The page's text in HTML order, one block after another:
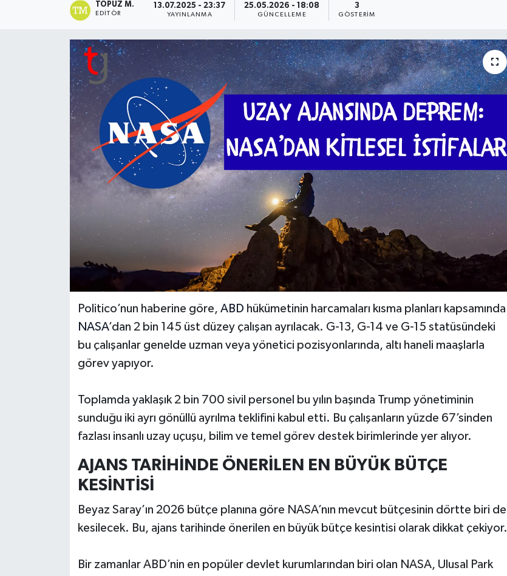
TOPUZ M.
EDITÖR
13.07.2025 - 23:37
YAYINLANMA
25.05.2026 - 18:08
GÜNCELLEME
3
GÖSTERIM
Politico’nun haberine göre, ABD hükümetinin harcamaları kısma planları kapsamında
NASA’dan 2 bin 145 üst düzey çalışan ayrılacak. G-13, G-14 ve G-15 statüsündeki
bu çalışanlar genelde uzman veya yönetici pozisyonlarında, altı haneli maaşlarla
görev yapıyor.
Toplamda yaklaşık 2 bin 700 sivil personel bu yılın başında Trump yönetiminin
sunduğu iki ayrı gönüllü ayrılma teklifini kabul etti. Bu çalışanların yüzde 67’sinden
fazlası insanlı uzay uçuşu, bilim ve temel görev destek birimlerinde yer alıyor.
AJANS TARİHİNDE ÖNERİLEN EN BÜYÜK BÜTÇE
KESİNTİSİ
Beyaz Saray’ın 2026 bütçe planına göre NASA’nın mevcut bütçesinin dörtte biri de
kesilecek. Bu, ajans tarihinde önerilen en büyük bütçe kesintisi olarak dikkat çekiyor.
Bir zamanlar ABD’nin en popüler devlet kurumlarından biri olan NASA, Ulusal Park